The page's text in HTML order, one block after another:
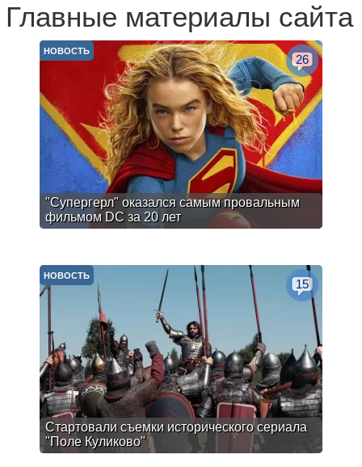
Главные материалы сайта
"Супергерл" оказался самым провальным
фильмом DC за 20 лет
НОВОСТЬ
26
Стартовали съемки исторического сериала
"Поле Куликово"
НОВОСТЬ
15